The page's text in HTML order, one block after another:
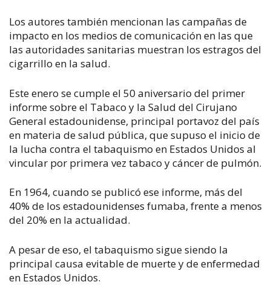
Los autores también mencionan las campañas de
impacto en los medios de comunicación en las que
las autoridades sanitarias muestran los estragos del
cigarrillo en la salud.
Este enero se cumple el 50 aniversario del primer
informe sobre el Tabaco y la Salud del Cirujano
General estadounidense, principal portavoz del país
en materia de salud pública, que supuso el inicio de
la lucha contra el tabaquismo en Estados Unidos al
vincular por primera vez tabaco y cáncer de pulmón.
En 1964, cuando se publicó ese informe, más del
40% de los estadounidenses fumaba, frente a menos
del 20% en la actualidad.
A pesar de eso, el tabaquismo sigue siendo la
principal causa evitable de muerte y de enfermedad
en Estados Unidos.